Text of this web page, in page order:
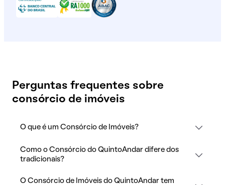
Perguntas frequentes sobre
consórcio de imóveis
O que é um Consórcio de Imóveis?
Como o Consórcio do QuintoAndar difere dos
tradicionais?
O Consórcio de Imóveis do QuintoAndar tem